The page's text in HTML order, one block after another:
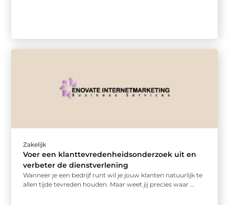
Zakelijk
Voer een klanttevredenheidsonderzoek uit en
verbeter de dienstverlening
Wanneer je een bedrijf runt wil je jouw klanten natuurlijk te
allen tijde tevreden houden. Maar weet jij precies waar ...